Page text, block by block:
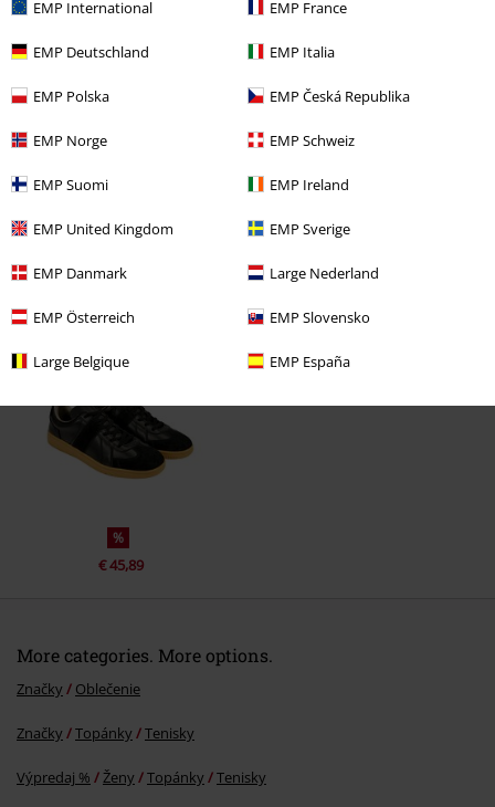
EMP International EMP France
EMP Deutschland EMP Italia
EMP Polska EMP Česká Republika
EMP Norge EMP Schweiz
EMP Suomi EMP Ireland
EMP United Kingdom EMP Sverige
EMP Danmark Large Nederland
EMP Österreich EMP Slovensko
Large Belgique EMP España
Naposledy navštívené
%
€ 45,89
More categories. More options.
Značky Oblečenie
Značky Topánky Tenisky
Výpredaj % Ženy Topánky Tenisky